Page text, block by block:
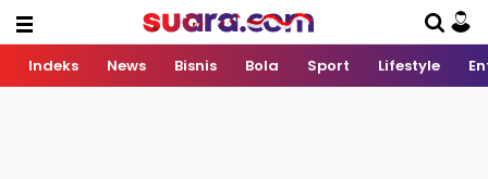
Indeks News Bisnis Bola Sport Lifestyle